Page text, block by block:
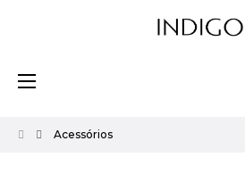
Toggle
☰
Acessórios